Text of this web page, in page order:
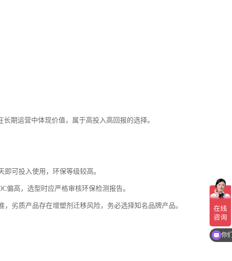
期运营中体现价值，属于高投入高回报的选择。
可投入使用，环保等级较高。
偏高，选型时应严格审核环保检测报告。
劣质产品存在增塑剂迁移风险，务必选择知名品牌产品。
你
现